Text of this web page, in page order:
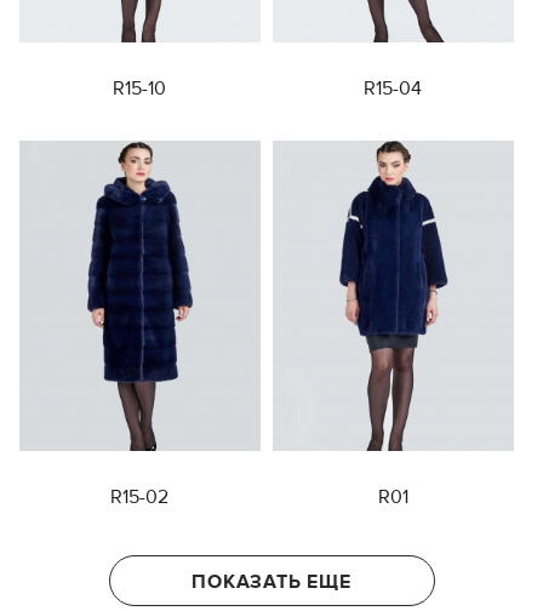
R15-10 R15-04
R15-02 R01
ПОКАЗАТЬ ЕЩЕ